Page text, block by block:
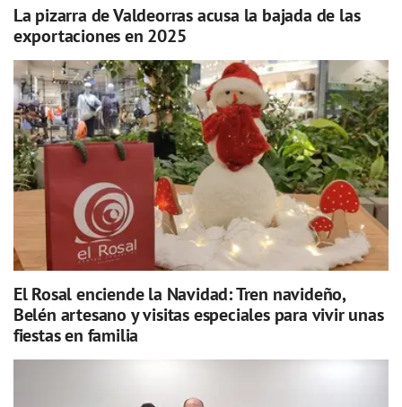
La pizarra de Valdeorras acusa la bajada de las
exportaciones en 2025
El Rosal enciende la Navidad: Tren navideño,
Belén artesano y visitas especiales para vivir unas
fiestas en familia